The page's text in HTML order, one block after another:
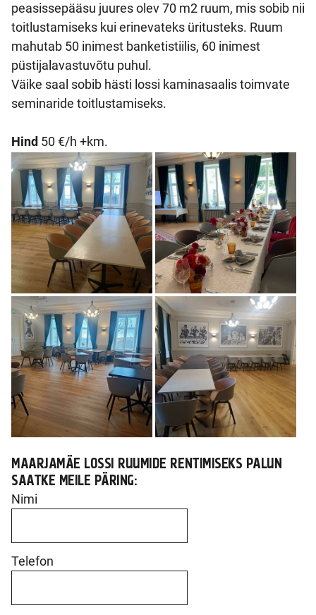
peasissepääsu juures olev 70 m2 ruum, mis sobib nii
toitlustamiseks kui erinevateks üritusteks. Ruum
mahutab 50 inimest banketistiilis, 60 inimest
püstijalavastuvõtu puhul.
Väike saal sobib hästi lossi kaminasaalis toimvate
seminaride toitlustamiseks.
Hind 50 €/h +km.
MAARJAMÄE LOSSI RUUMIDE RENTIMISEKS PALUN
SAATKE MEILE PÄRING:
Nimi
Telefon